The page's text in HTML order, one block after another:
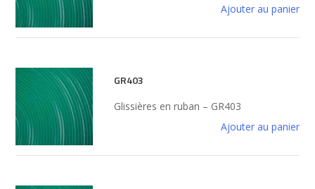
Ajouter au panier
GR403
Glissières en ruban – GR403
Ajouter au panier